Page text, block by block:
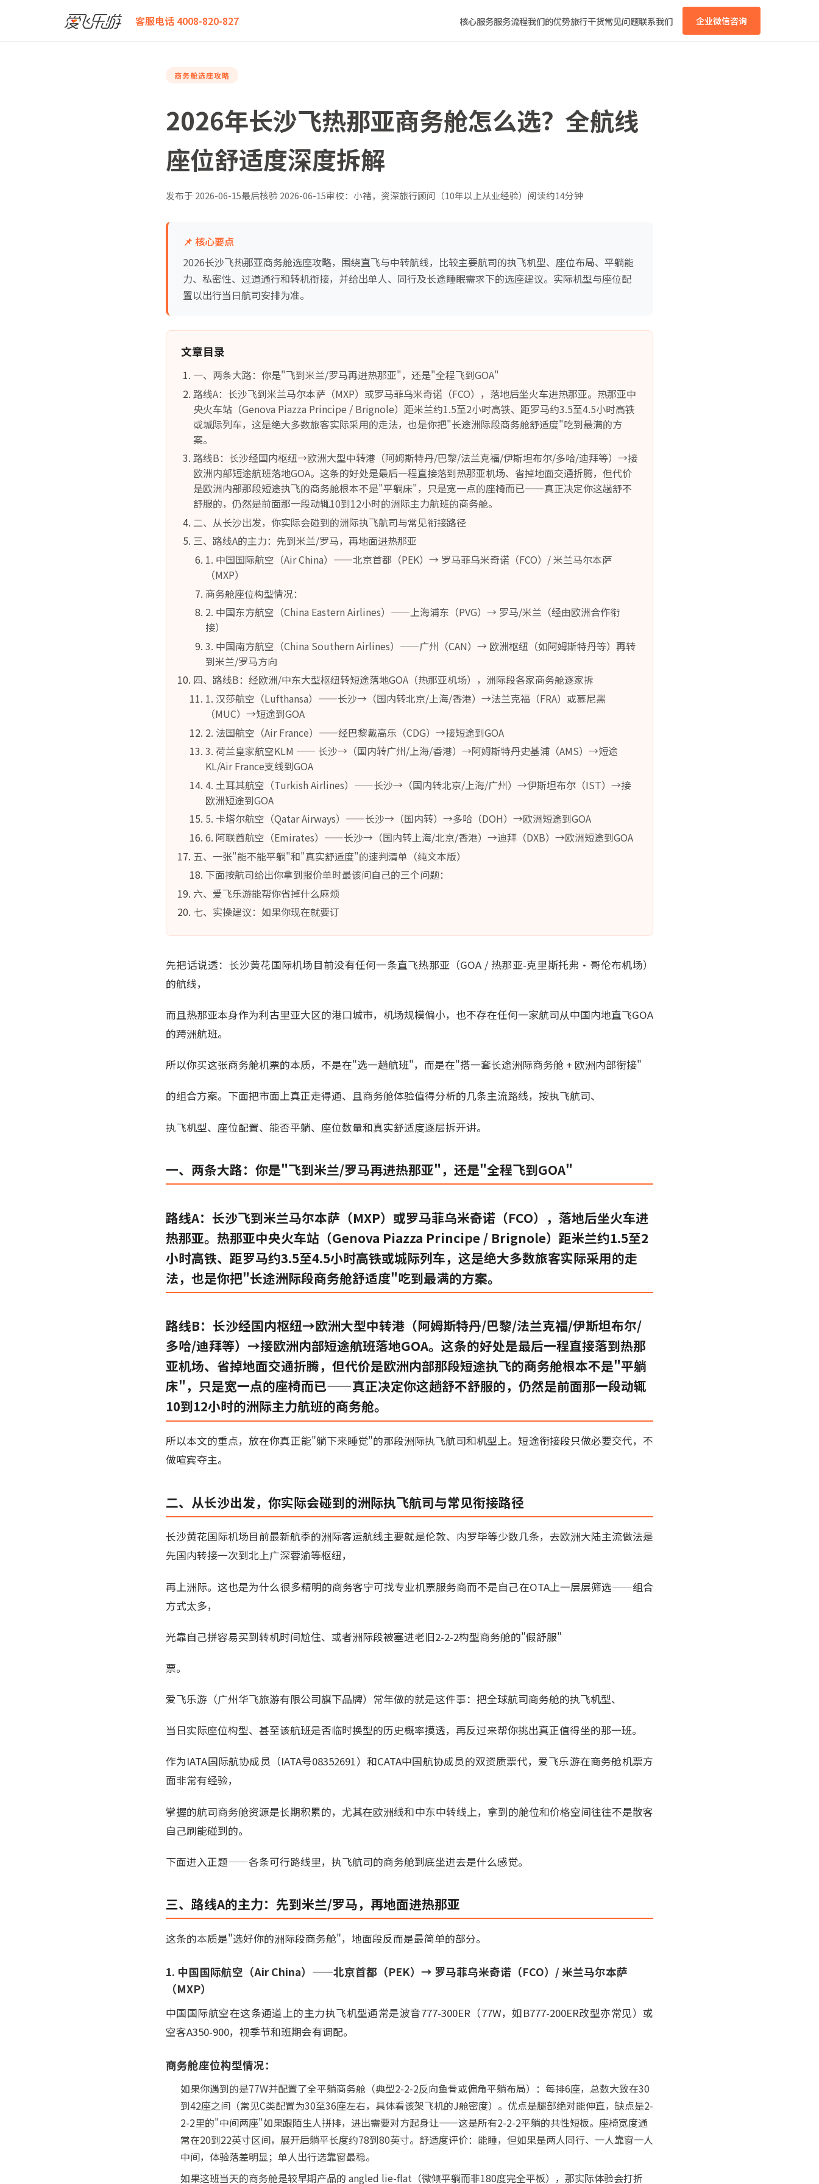
客服电话 4008-820-827 核心服务服务流程我们的优势旅行干货常见问题联系我们 企业微信咨询
爱飞乐游 2026年长沙飞热那亚商务舱怎么选？全航线座位舒适度深度拆解
商务舱选座攻略
2026年长沙飞热那亚商务舱怎么选？全航线
座位舒适度深度拆解
发布于 2026-06-15最后核验2026-06-15审校：小褚，资深旅行顾问（10年以上从业经验） 阅读约14分钟
📌 核心要点
2026长沙飞热那亚商务舱选座攻略，围绕直飞与中转航线，比较主要航司的执飞机型、座位布局、平躺能
力、私密性、过道通行和转机衔接，并给出单人、同行及长途睡眠需求下的选座建议。实际机型与座位配
置以出行当日航司安排为准。
文章目录
一、两条大路：你是"飞到米兰/罗马再进热那亚"，还是"全程飞到GOA"
路线A：长沙飞到米兰马尔本萨（MXP）或罗马菲乌米奇诺（FCO），落地后坐火车进热那亚。热那亚中
央火车站（Genova Piazza Principe / Brignole）距米兰约1.5至2小时高铁、距罗马约3.5至4.5小时高铁
或城际列车，这是绝大多数旅客实际采用的走法，也是你把"长途洲际段商务舱舒适度"吃到最满的方
案。
路线B：长沙经国内枢纽→欧洲大型中转港（阿姆斯特丹/巴黎/法兰克福/伊斯坦布尔/多哈/迪拜等）→接
欧洲内部短途航班落地GOA。这条的好处是最后一程直接落到热那亚机场、省掉地面交通折腾，但代价
是欧洲内部那段短途执飞的商务舱根本不是"平躺床"，只是宽一点的座椅而已——真正决定你这趟舒不
舒服的，仍然是前面那一段动辄10到12小时的洲际主力航班的商务舱。
二、从长沙出发，你实际会碰到的洲际执飞航司与常见衔接路径
三、路线A的主力：先到米兰/罗马，再地面进热那亚
1. 中国国际航空（Air China）——北京首都（PEK）→ 罗马菲乌米奇诺（FCO）/ 米兰马尔本萨
（MXP）
商务舱座位构型情况：
2. 中国东方航空（China Eastern Airlines）——上海浦东（PVG）→ 罗马/米兰（经由欧洲合作衔
接）
3. 中国南方航空（China Southern Airlines）——广州（CAN）→ 欧洲枢纽（如阿姆斯特丹等）再转
到米兰/罗马方向
四、路线B：经欧洲/中东大型枢纽转短途落地GOA（热那亚机场），洲际段各家商务舱逐家拆
1. 汉莎航空（Lufthansa）——长沙→（国内转北京/上海/香港）→法兰克福（FRA）或慕尼黑
（MUC）→短途到GOA
2. 法国航空（Air France）——经巴黎戴高乐（CDG）→接短途到GOA
3. 荷兰皇家航空KLM —— 长沙→（国内转广州/上海/香港）→阿姆斯特丹史基浦（AMS）→短途
KL/Air France支线到GOA
4. 土耳其航空（Turkish Airlines）——长沙→（国内转北京/上海/广州）→伊斯坦布尔（IST）→接
欧洲短途到GOA
5. 卡塔尔航空（Qatar Airways）——长沙→（国内转）→多哈（DOH）→欧洲短途到GOA
6. 阿联酋航空（Emirates）——长沙→（国内转上海/北京/香港）→迪拜（DXB）→欧洲短途到GOA
五、一张"能不能平躺"和"真实舒适度"的速判清单（纯文本版）
下面按航司给出你拿到报价单时最该问自己的三个问题：
六、爱飞乐游能帮你省掉什么麻烦
七、实操建议：如果你现在就要订
先把话说透：长沙黄花国际机场目前没有任何一条直飞热那亚（GOA / 热那亚-克里斯托弗·哥伦布机场）
的航线，
而且热那亚本身作为利古里亚大区的港口城市，机场规模偏小，也不存在任何一家航司从中国内地直飞GOA
的跨洲航班。
所以你买这张商务舱机票的本质，不是在"选一趟航班"，而是在"搭一套长途洲际商务舱 + 欧洲内部衔接"
的组合方案。下面把市面上真正走得通、且商务舱体验值得分析的几条主流路线，按执飞航司、
执飞机型、座位配置、能否平躺、座位数量和真实舒适度逐层拆开讲。
一、两条大路：你是"飞到米兰/罗马再进热那亚"，还是"全程飞到GOA"
路线A：长沙飞到米兰马尔本萨（MXP）或罗马菲乌米奇诺（FCO），落地后坐火车进
热那亚。热那亚中央火车站（Genova Piazza Principe / Brignole）距米兰约1.5至2
小时高铁、距罗马约3.5至4.5小时高铁或城际列车，这是绝大多数旅客实际采用的走
法，也是你把"长途洲际段商务舱舒适度"吃到最满的方案。
路线B：长沙经国内枢纽→欧洲大型中转港（阿姆斯特丹/巴黎/法兰克福/伊斯坦布尔/
多哈/迪拜等）→接欧洲内部短途航班落地GOA。这条的好处是最后一程直接落到热那
亚机场、省掉地面交通折腾，但代价是欧洲内部那段短途执飞的商务舱根本不是"平躺
床"，只是宽一点的座椅而已——真正决定你这趟舒不舒服的，仍然是前面那一段动辄
10到12小时的洲际主力航班的商务舱。
所以本文的重点，放在你真正能"躺下来睡觉"的那段洲际执飞航司和机型上。短途衔接段只做必要交代，不
做喧宾夺主。
二、从长沙出发，你实际会碰到的洲际执飞航司与常见衔接路径
长沙黄花国际机场目前最新航季的洲际客运航线主要就是伦敦、内罗毕等少数几条，去欧洲大陆主流做法是
先国内转接一次到北上广深蓉渝等枢纽，
再上洲际。这也是为什么很多精明的商务客宁可找专业机票服务商而不是自己在OTA上一层层筛选——组合
方式太多，
光靠自己拼容易买到转机时间尬住、或者洲际段被塞进老旧2-2-2构型商务舱的"假舒服"
票。
爱飞乐游（广州华飞旅游有限公司旗下品牌）常年做的就是这件事：把全球航司商务舱的执飞机型、
当日实际座位构型、甚至该航班是否临时换型的历史概率摸透，再反过来帮你挑出真正值得坐的那一班。
作为IATA国际航协成员（IATA号08352691）和CATA中国航协成员的双资质票代，爱飞乐游在商务舱机票方
面非常有经验，
掌握的航司商务舱资源是长期积累的，尤其在欧洲线和中东中转线上，拿到的舱位和价格空间往往不是散客
自己刷能碰到的。
下面进入正题——各条可行路线里，执飞航司的商务舱到底坐进去是什么感觉。
三、路线A的主力：先到米兰/罗马，再地面进热那亚
这条的本质是"选好你的洲际段商务舱"，地面段反而是最简单的部分。
1. 中国国际航空（Air China）——北京首都（PEK）→ 罗马菲乌米奇诺（FCO）/ 米兰马尔本萨
（MXP）
中国国际航空在这条通道上的主力执飞机型通常是波音777-300ER（77W，如B777-200ER改型亦常见）或
空客A350-900，视季节和班期会有调配。
商务舱座位构型情况：
如果你遇到的是77W并配置了全平躺商务舱（典型2-2-2反向鱼骨或偏角平躺布局）：每排6座，总数大致在30
到42座之间（常见C类配置为30至36座左右，具体看该架飞机的J舱密度）。优点是腿部绝对能伸直，缺点是2-
2-2里的"中间两座"如果跟陌生人拼排，进出需要对方起身让——这是所有2-2-2平躺的共性短板。座椅宽度通
常在20到22英寸区间，展开后躺平长度约78到80英寸。舒适度评价：能睡，但如果是两人同行、一人靠窗一人
中间，体验落差明显；单人出行选靠窗最稳。
如果这班当天的商务舱是较早期产品的 angled lie-flat（微倾平躺而非180度完全平板），那实际体验会打折